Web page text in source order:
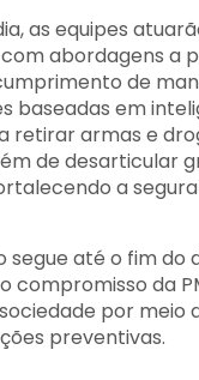
as equipes
abordagens a
de
baseadas em
retirar armas e
de desarticular
a
segue até o fim do
compromisso da
por meio
preventivas.